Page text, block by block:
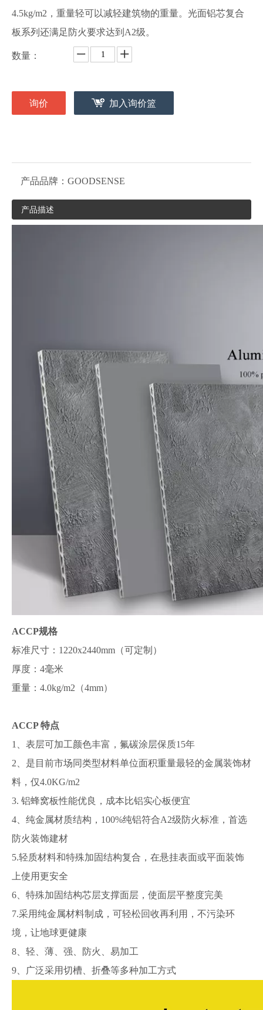
4.5kg/m2，重量轻可以减轻建筑物的重量。光面铝芯复合
板系列还满足防火要求达到A2级。
数量：
询价 加入询价篮
产品品牌： GOODSENSE
产品描述
ACCP规格
标准尺寸：1220x2440mm（可定制）
厚度：4毫米
重量：4.0kg/m2（4mm）
ACCP 特点
1、表层可加工颜色丰富，氟碳涂层保质15年
2、是目前市场同类型材料单位面积重量最轻的金属装饰材
料，仅4.0KG/m2
3. 铝蜂窝板性能优良，成本比铝实心板便宜
4、纯金属材质结构，100%纯铝符合A2级防火标准，首选
防火装饰建材
5.轻质材料和特殊加固结构复合，在悬挂表面或平面装饰
上使用更安全
6、特殊加固结构芯层支撑面层，使面层平整度完美
7.采用纯金属材料制成，可轻松回收再利用，不污染环
境，让地球更健康
8、轻、薄、强、防火、易加工
9、广泛采用切槽、折叠等多种加工方式